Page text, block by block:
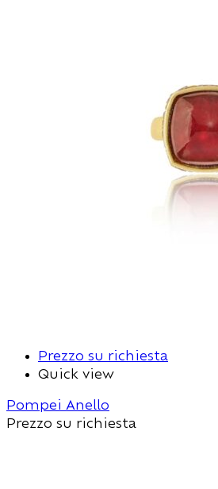
Prezzo su richiesta
Quick view
Pompei Anello
Prezzo su richiesta